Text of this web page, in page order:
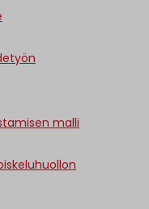
malli